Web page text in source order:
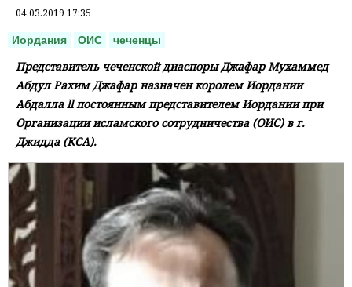
04.03.2019 17:35
Иордания ОИС чеченцы
Представитель чеченской диаспоры Джафар Мухаммед
Абдул Рахим Джафар назначен королем Иордании
Абдалла ll постоянным представителем Иордании при
Организации исламского сотрудничества (ОИС) в г.
Джидда (КСА).